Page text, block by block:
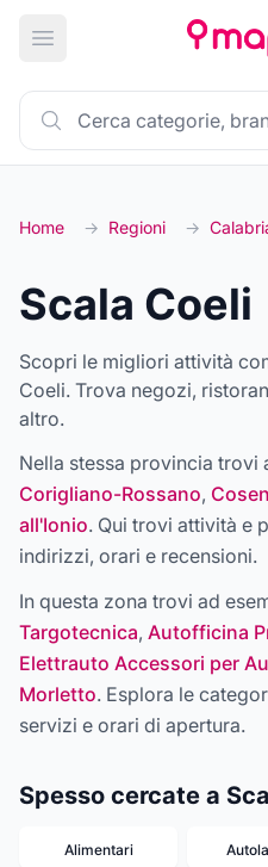
Apri menu principale
Home → Regioni →
Scala Coeli
Scopri le migliori attività
Coeli. Trova negozi,
altro.
Nella stessa provincia trovi
Corigliano-Rossano,
all'Ionio. Qui trovi attività e
indirizzi, orari e recensioni.
In questa zona trovi ad
Targotecnica, Autofficina
Elettrauto Accessori per
Morletto. Esplora le
servizi e orari di apertura.
Spesso cercate a
Alimentari